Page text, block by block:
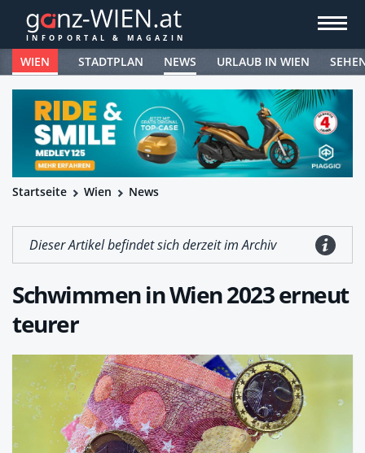
WIEN STADTPLAN NEWS URLAUB IN WIEN
Startseite Wien News
Dieser Artikel befindet sich derzeit im Archiv
Schwimmen in Wien 2023 erneut
teurer